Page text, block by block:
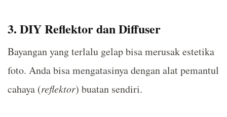
3. DIY Reflektor dan Diffuser
Bayangan yang terlalu gelap bisa merusak estetika
foto. Anda bisa mengatasinya dengan alat pemantul
cahaya (reflektor) buatan sendiri.